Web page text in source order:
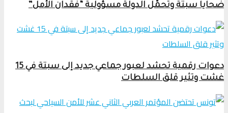
ضحايا سبتة وتحمّل الدولة مسؤولية “فقدان الأمل”
دعوات رقمية تحشد لعبور جماعي جديد إلى سبتة في 15
غشت وتثير قلق السلطات